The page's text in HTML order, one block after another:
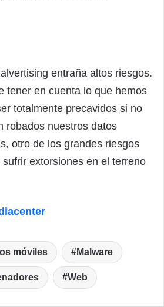
entraña altos riesgos.
tener en cuenta lo que hemos
totalmente precavidos si no
robados nuestros datos
otro de los grandes riesgos
extorsiones en el terreno
móviles Malware
Web